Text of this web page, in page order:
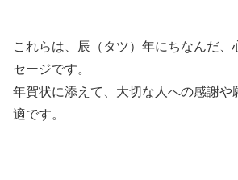
これらは、辰（タツ）年にちなんだ、
セージです。
年賀状に添えて、大切な人への感謝や
適です。